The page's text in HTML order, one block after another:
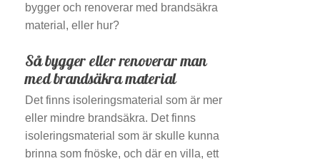
bygger och renoverar med brandsäkra
material, eller hur?
Så bygger eller renoverar man
med brandsäkra material
Det finns isoleringsmaterial som är mer
eller mindre brandsäkra. Det finns
isoleringsmaterial som är skulle kunna
brinna som fnöske, och där en villa, ett